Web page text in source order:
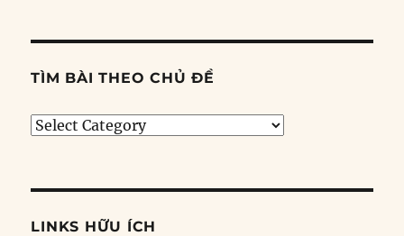
TÌM BÀI THEO CHỦ ĐỀ
Tìm
đề
LINKS HỮU ÍCH